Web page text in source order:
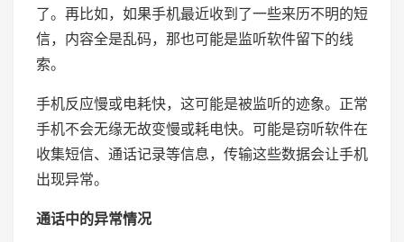
了。再比如，如果手机最近收到了一些来历不明的短
信，内容全是乱码，那也可能是监听软件留下的线
索。
手机反应慢或电耗快，这可能是被监听的迹象。正常
手机不会无缘无故变慢或耗电快。可能是窃听软件在
收集短信、通话记录等信息，传输这些数据会让手机
出现异常。
通话中的异常情况